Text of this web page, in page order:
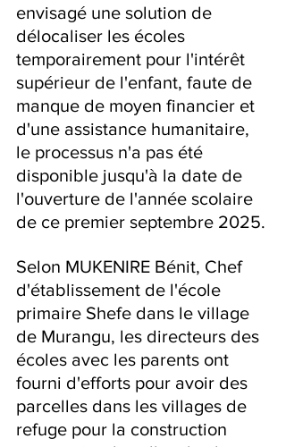
envisagé une solution de
délocaliser les écoles
temporairement pour l'intérêt
supérieur de l'enfant, faute de
manque de moyen financier et
d'une assistance humanitaire,
le processus n'a pas été
disponible jusqu'à la date de
l'ouverture de l'année scolaire
de ce premier septembre 2025.
Selon MUKENIRE Bénit, Chef
d'établissement de l'école
primaire Shefe dans le village
de Murangu, les directeurs des
écoles avec les parents ont
fourni d'efforts pour avoir des
parcelles dans les villages de
refuge pour la construction